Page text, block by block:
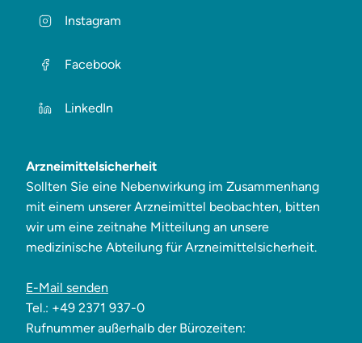
Instagram
Facebook
LinkedIn
Arzneimittelsicherheit
Sollten Sie eine Nebenwirkung im Zusammenhang
mit einem unserer Arzneimittel beobachten, bitten
wir um eine zeitnahe Mitteilung an unsere
medizinische Abteilung für Arzneimittelsicherheit.
E-Mail senden
Tel.: +49 2371 937-0
Rufnummer außerhalb der Bürozeiten: